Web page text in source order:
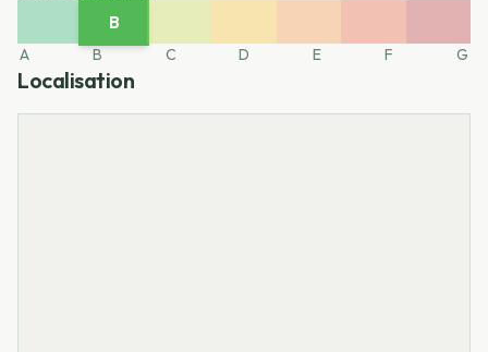
B
A
B C D E F G
Localisation